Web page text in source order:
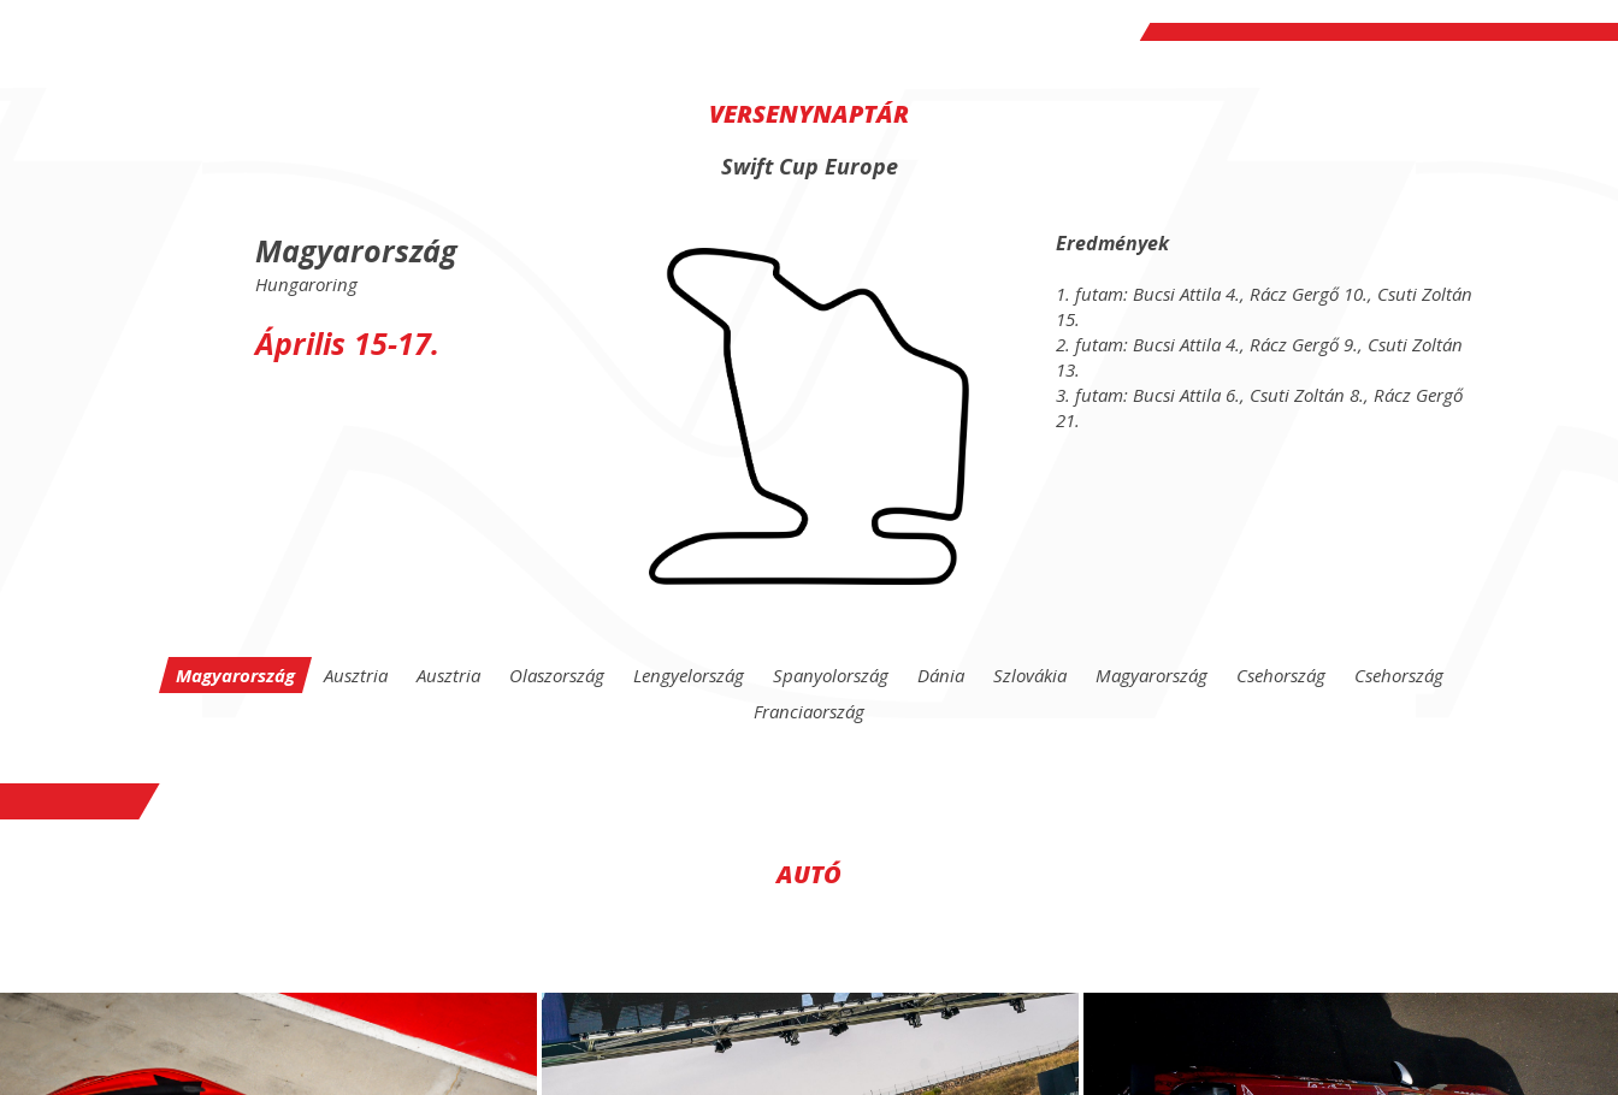
VERSENYNAPTÁR
Swift Cup Europe
Magyarország
Hungaroring
Április 15-17.
Eredmények
1. futam: Bucsi Attila 4., Rácz Gergő 10., Csuti Zoltán
15.
2. futam: Bucsi Attila 4., Rácz Gergő 9., Csuti Zoltán
13.
3. futam: Bucsi Attila 6., Csuti Zoltán 8., Rácz Gergő
21.
Magyarország Ausztria Ausztria Olaszország Lengyelország Spanyolország Dánia Szlovákia Magyarország Csehország
Csehország
Franciaország
AUTÓ